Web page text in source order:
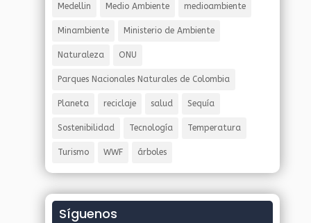
Medellin Medio Ambiente medioambiente
Minambiente Ministerio de Ambiente
Naturaleza ONU
Parques Nacionales Naturales de Colombia
Planeta reciclaje salud Sequía
Sostenibilidad Tecnología Temperatura
Turismo WWF árboles
Síguenos